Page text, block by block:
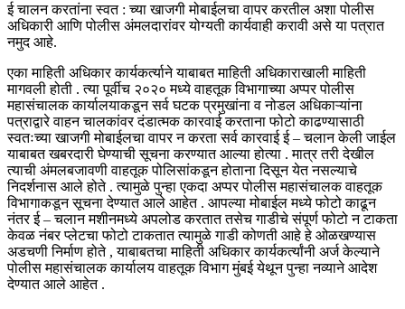
ई चालन करतांना स्वत : च्या खाजगी मोबाईलचा वापर करतील अशा पोलीस
अधिकारी आणि पोलीस अंमलदारांवर योग्यती कार्यवाही करावी असे या पत्रात
नमुद आहे.
एका माहिती अधिकार कार्यकर्त्याने याबाबत माहिती अधिकाराखाली माहिती
मागवली होती . त्या पूर्वीच २०२० मध्ये वाहतूक विभागाच्या अप्पर पोलीस
महासंचालक कार्यालयाकडून सर्व घटक प्रमुखांना व नोडल अधिकाऱ्यांना
पत्राद्वारे वाहन चालकांवर दंडात्मक कारवाई करताना फोटो काढण्यासाठी
स्वतःच्या खाजगी मोबाईलचा वापर न करता सर्व कारवाई ई – चलान केली जाईल
याबाबत खबरदारी घेण्याची सूचना करण्यात आल्या होत्या . मात्र तरी देखील
त्याची अंमलबजावणी वाहतूक पोलिसांकडून होताना दिसून येत नसल्याचे
निदर्शनास आले होते . त्यामुळे पुन्हा एकदा अप्पर पोलीस महासंचालक वाहतूक
विभागाकडून सूचना देण्यात आले आहेत . आपल्या मोबाईल मध्ये फोटो काढून
नंतर ई – चलान मशीनमध्ये अपलोड करतात तसेच गाडीचे संपूर्ण फोटो न टाकता
केवळ नंबर प्लेटचा फोटो टाकतात त्यामुळे गाडी कोणती आहे हे ओळखण्यास
अडचणी निर्माण होते , याबाबतचा माहिती अधिकार कार्यकर्त्यांनी अर्ज केल्याने
पोलीस महासंचालक कार्यालय वाहतूक विभाग मुंबई येथून पुन्हा नव्याने आदेश
देण्यात आले आहेत .